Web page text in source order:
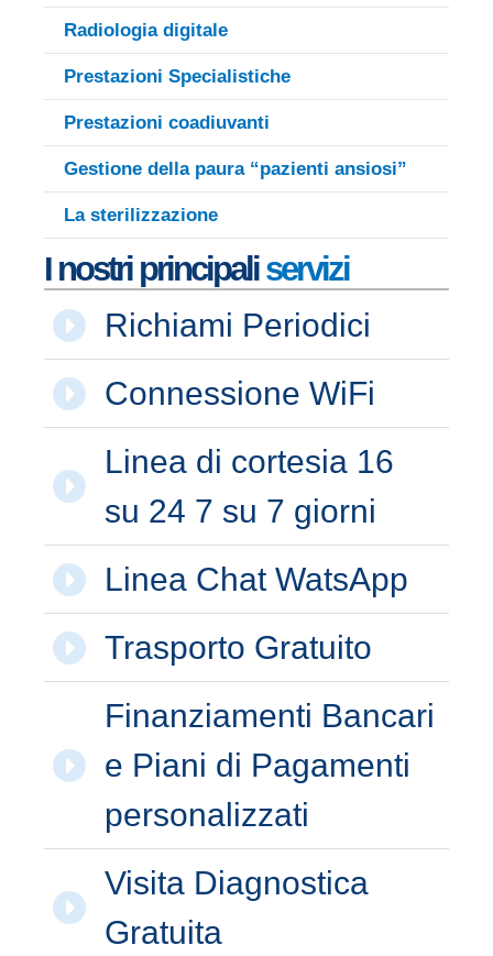
Radiologia digitale
Prestazioni Specialistiche
Prestazioni coadiuvanti
Gestione della paura “pazienti ansiosi”
La sterilizzazione
I nostri principaliservizi
Richiami Periodici
Connessione WiFi
Linea di cortesia 16
su 24 7 su 7 giorni
Linea Chat WatsApp
Trasporto Gratuito
Finanziamenti Bancari
e Piani di Pagamenti
personalizzati
Visita Diagnostica
Gratuita